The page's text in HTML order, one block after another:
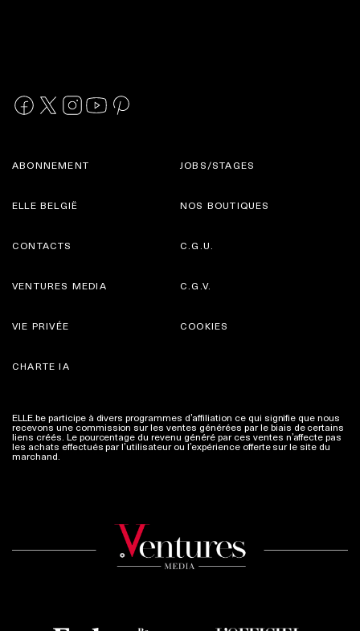
ABONNEMENT
ELLE BELGIË
JOBS/STAGES
NOS BOUTIQUES
CONTACTS
VENTURES MEDIA
C.G.U.
C.G.V.
VIE PRIVÉE
CHARTE IA
COOKIES
ELLE.be participe à divers programmes d’affiliation ce qui signifie que nous
recevons une commission sur les ventes générées par le biais de certains
liens créés. Le pourcentage du revenu généré par ces ventes n’affecte pas
les achats effectués par l’utilisateur ou l’expérience offerte sur le site du
marchand. Plus d'infos